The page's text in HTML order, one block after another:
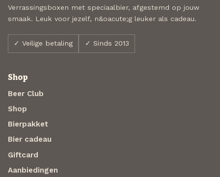
Verrassingsboxen met speciaalbier, afgestemd op jouw
smaak. Leuk voor jezelf, n&oacute;g leuker als cadeau.
✓ Veilige betaling ✓ Sinds 2013
Shop
Beer Club
Shop
Bierpakket
Bier cadeau
Giftcard
Aanbiedingen